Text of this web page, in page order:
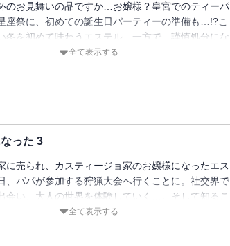
のお見舞いの品ですか…お嬢様？皇宮でのティーパ
座祭に、初めての誕生日パーティーの準備も…!?こ
冬を初めて味わうエステル。一方で、謹慎処分にな
ことが心配に。どうすればエメルを元気づけられる
全て表示する
った 3
に売られ、カスティージョ家のお嬢様になったエス
、パパが参加する狩猟大会へ行くことに。社交界で
会い、大人の世界を体験していく…。そして知るこ
身の能力とは！？ドキドキほのぼの公爵令嬢ストー
全て表示する